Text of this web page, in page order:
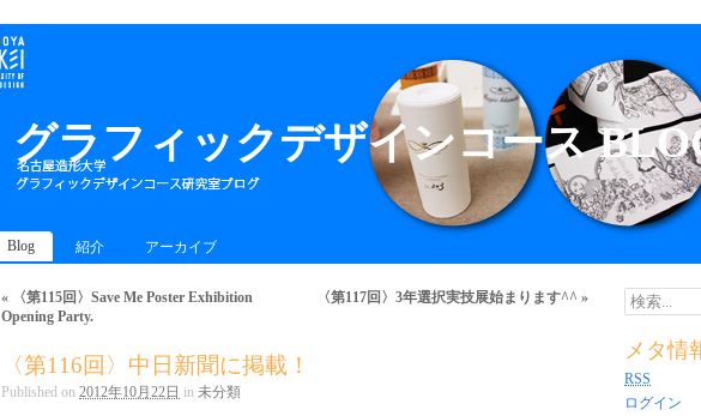
グラフィックデザインコース
Blog 紹介 アーカイブ
« 〈第115回〉Save Me Poster Exhibition
Opening Party.
〈第117回〉3年選択実技展始まります^^ »
〈第116回〉中日新聞に掲載！
Published on 2012年10月22日 in 未分類
検索...
メタ情
RSS
ログイン